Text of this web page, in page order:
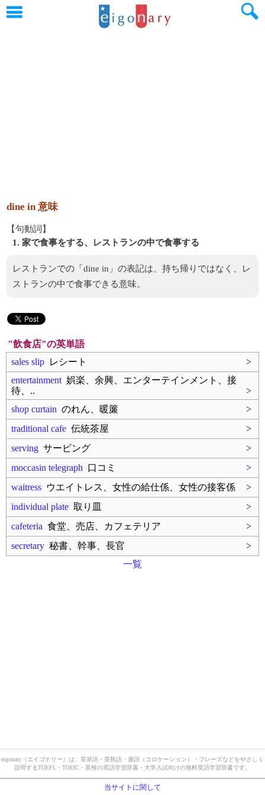
dine in 意味
【句動詞】
1. 家で食事をする、レストランの中で食事する
レストランでの「dine in」の表記は、持ち帰りではなく、レ
ストランの中で食事できる意味。
"飲食店"の英単語
sales slip レシート
>
entertainment 娯楽、余興、エンターテインメント、接
待、..
>
shop curtain のれん、暖簾
>
traditional cafe 伝統茶屋
>
serving サービング
>
moccasin telegraph 口コミ
>
waitress ウエイトレス、女性の給仕係、女性の接客係
>
individual plate 取り皿
>
cafeteria 食堂、売店、カフェテリア
>
secretary 秘書、幹事、長官
>
一覧
eigonary（エイゴナリー）は、英単語・英熟語・連語（コロケーション）・フレーズなどをやさしく
説明するTOEFL・TOEIC・英検の英語学習辞書・大学入試向けの無料英語学習辞書です。
当サイトに関して